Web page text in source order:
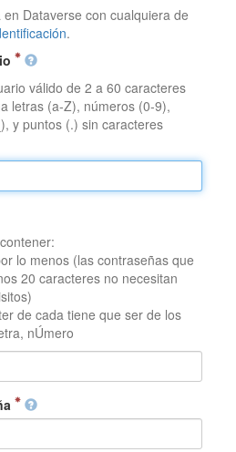
Dataverse con cualquiera de
.
válido de 2 a 60 caracteres
letras (a-Z), números (0-9),
y puntos (.) sin caracteres
lo menos (las contraseñas que
20 caracteres no necesitan
de cada tiene que ser de los
nÚmero